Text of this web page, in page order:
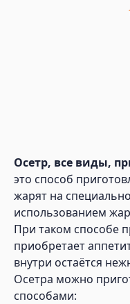
Осетр, все виды,
это способ
жарят на
использованием
При таком способе
приобретает
внутри остаётся
Осетра можно
способами: